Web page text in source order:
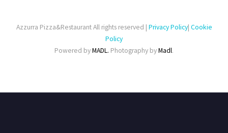
Azzurra Pizza&Restaurant All rights reserved | Privacy Policy| Cookie
Policy
Powered byMADL. Photography byMadl.